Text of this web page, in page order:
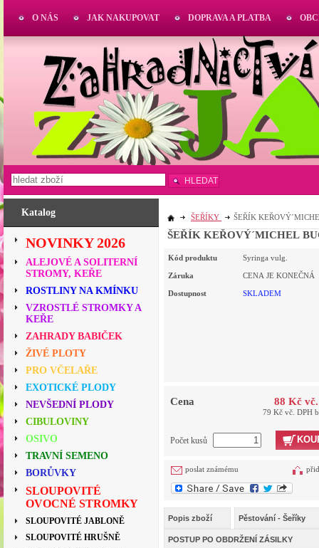
Katalog
NOVINKY 2026
ALEJOVÉ A SOLITERNÍ
STROMY, KEŘE
ROSTLINY NA KMÍNKU
VZROSTLÉ STROMKY A
KEŘE
ZAHRADY BABIČEK
ŽIVÉ PLOTY
PRO VČELAŘE
EXOTICKÉ PLODY
NEVŠEDNÍ PLODY
CIBULOVINY
OSIVO
TRAVNÍ SEMENO
BORŮVKY
SLOUPOVITÉ
OVOCNÉ STROMKY
SLOUPOVITÉ JABLONĚ
SLOUPOVITÉ HRUŠNĚ
ŠEŘÍKY ŠEŘÍK
ŠEŘÍK KEŘOVÝ´MICHEL
Kód produktu Syringa vulg.
Záruka CENA JE KONEČNÁ
Dostupnost SKLADEM
Cena 88 Kč
79 Kč vč. DPH
Počet kusů
poslat známému
Popis zboží Pěstování - Šeříky
POSTUP PO OBDRŽENÍ ZÁSILKY
O NÁS JAK NAKUPOVAT DOPRAVA A PLATBA
HLEDAT